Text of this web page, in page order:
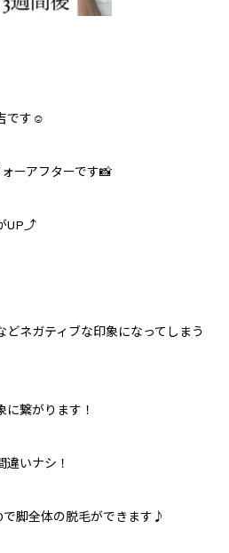
です☺️
ーアフターです📸
UP⤴︎
ネガティブな印象になってしまう
繋がります！
いナシ！
脚全体の脱毛ができます♪